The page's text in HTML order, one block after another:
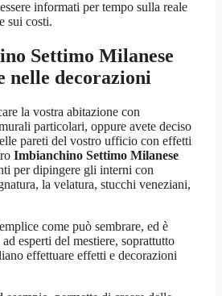
informati per tempo sulla reale
sui costi.
Settimo Milanese
nelle decorazioni
la vostra abitazione con
particolari, oppure avete deciso
pareti del vostro ufficio con effetti
Imbianchino Settimo Milanese
per dipingere gli interni con
la velatura, stucchi veneziani,
come può sembrare, ed è
esperti del mestiere, soprattutto
effettuare effetti e decorazioni